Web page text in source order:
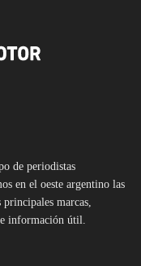
de periodistas
en el oeste argentino las
marcas,
e información útil.